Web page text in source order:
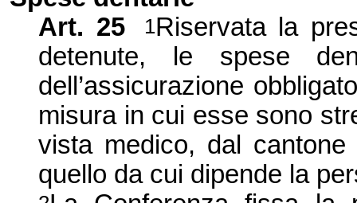
Art. 25 1Riservata la
detenute, le spese
dell’assicurazione
misura in cui esse sono
vista medico, dal
quello da cui dipende la